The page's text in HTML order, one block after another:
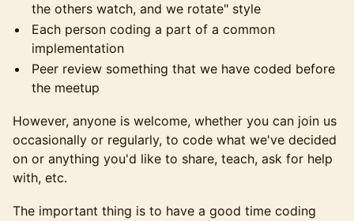
the others watch, and we rotate" style
Each person coding a part of a common
implementation
Peer review something that we have coded before
the meetup
However, anyone is welcome, whether you can join us
occasionally or regularly, to code what we've decided
on or anything you'd like to share, teach, ask for help
with, etc.
The important thing is to have a good time coding